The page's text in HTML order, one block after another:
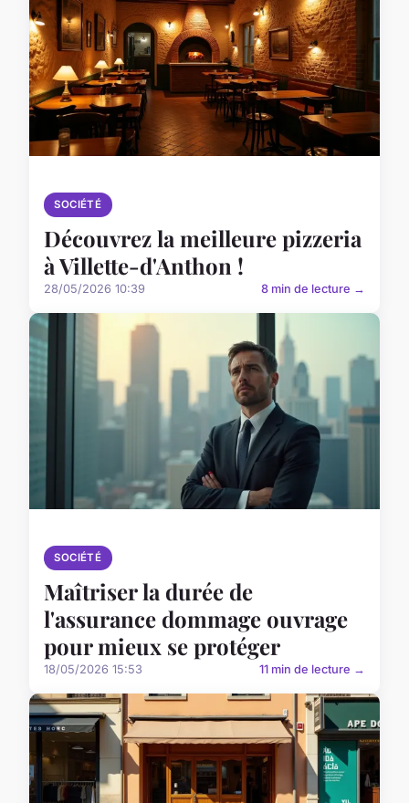
SOCIÉTÉ
Découvrez la meilleure pizzeria
à Villette-d'Anthon !
28/05/2026 10:39 8 min de lecture →
SOCIÉTÉ
Maîtriser la durée de
l'assurance dommage ouvrage
pour mieux se protéger
18/05/2026 15:53 11 min de lecture →